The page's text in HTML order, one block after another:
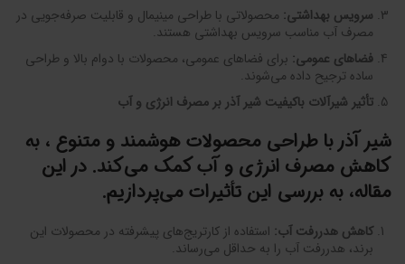
سرویس بهداشتی: محصولاتی با طراحی مینیمال و قابلیت صرفه‌جویی در
مصرف آب مناسب سرویس بهداشتی هستند.
فضاهای عمومی: برای فضاهای عمومی، محصولات با دوام بالا و طراحی
ساده ترجیح داده می‌شوند.
تأثیر شیرآلات باکیفیت شیر آذر بر مصرف انرژی و آب
شیر آذر با طراحی محصولات هوشمند و متنوع ، به
کاهش مصرف انرژی و آب کمک می‌کند. در این
مقاله، به بررسی این تأثیرات می‌پردازیم.
کاهش هدررفت آب: استفاده از کارتریج‌های پیشرفته در محصولات این
برند، هدررفت آب را به حداقل می‌رساند.